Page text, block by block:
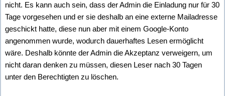
nicht. Es kann auch sein, dass der Admin die Einladung nur für 30
Tage vorgesehen und er sie deshalb an eine externe Mailadresse
geschickt hatte, diese nun aber mit einem Google-Konto
angenommen wurde, wodurch dauerhaftes Lesen ermöglicht
wäre. Deshalb könnte der Admin die Akzeptanz verweigern, um
nicht daran denken zu müssen, diesen Leser nach 30 Tagen
unter den Berechtigten zu löschen.